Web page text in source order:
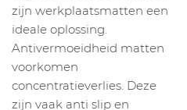
zijn werkplaatsmatten een
ideale oplossing.
Antivermoeidheid matten
voorkomen
concentratieverlies. Deze
zijn vaak anti slip en